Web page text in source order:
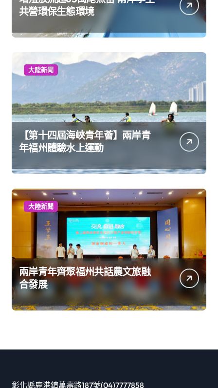
共營環保生態環境
大陸新聞
【第十四屆海峽青年薈】兩岸青
年福州體驗水上運動
大陸新聞
兩岸青年齊聚福州共話農文旅融
合發展
彰化縣鹿港鎮萬壽路187號(04)7777858